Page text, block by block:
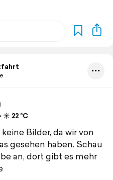
☀️ 22 °C
Bilder, da wir von
gesehen haben. Schau
an, dort gibt es mehr